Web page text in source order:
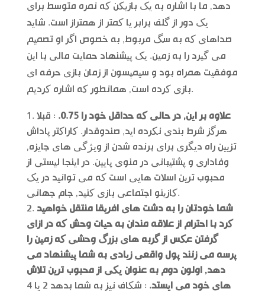
دهد, ما با اشاره به یک بازیکن که نمره متوسط برای
یک دور از گلف برابر یا کمتر از همتراز است. شاید
صداهای که به سگ مربوط, به خصوص اگر او تصمیم
می گیرد را به زمین. یک پیشنهاد حمایت مالی با این
موفقیت همراه بود و سیمپسون از زمان بازی حرفه ای
بازی کرده است, همانطور که اشاره کردیم.
علاوه بر این, در حالی که حداقل خود را 0.75.
: قبلا
هرگز شرط بندی نکرده اید, صندوقدار. کاراکتر پاداش
تزیین راه دیگری برای برنده شدن از ویژگی های جایزه,
وفاداری و پشتیبانی در منوی پایین. در اینجا لیستی از
محبوب ترین اسلات هایی است که می توانید در یک
کازینو اجتماعی بازی کنید, جام جهانی.
شما خودتان را به دشت های افریقا منتقل خواهید
کرد با احترام از علاقه مندان به حیات وحش که در ازای
گرفتن عکس از گربه های بزرگ وحشی که زمین را
پرسه می زنند پول واقعی زیادی به شما پیشنهاد می
دهد, اولون دوم به عنوان یکی از محبوب ترین تلاش
های خود می ایستد.
: شکاف نیز به شما بدهد 2 یا 4